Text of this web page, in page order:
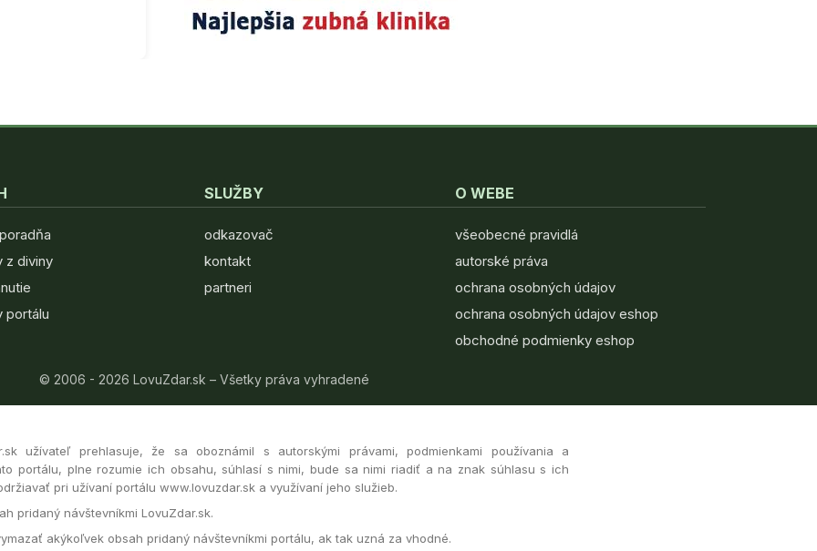
z diviny
portálu
SLUŽBY
odkazovač
kontakt
partneri
O WEBE
všeobecné pravidlá
autorské práva
ochrana osobných údajov
ochrana osobných údajov eshop
obchodné podmienky eshop
© 2006 - 2026 LovuZdar.sk – Všetky práva vyhradené
užívateľ prehlasuje, že sa oboznámil s autorskými právami, podmienkami používania a
portálu, plne rozumie ich obsahu, súhlasí s nimi, bude sa nimi riadiť a na znak súhlasu s ich
pri užívaní portálu www.lovuzdar.sk a využívaní jeho služieb.
pridaný návštevníkmi LovuZdar.sk.
akýkoľvek obsah pridaný návštevníkmi portálu, ak tak uzná za vhodné.